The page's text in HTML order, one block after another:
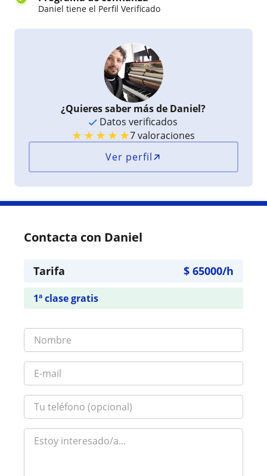
Daniel tiene el Perfil Verificado
¿Quieres saber más de Daniel?
Datos verificados
★★★★★7 valoraciones
Ver perfil
Contacta con Daniel
Tarifa $ 65000/h
1ª clase gratis